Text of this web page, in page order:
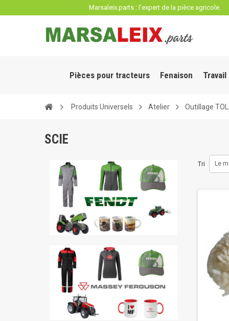
Marsaleix.parts : l'expert de la pièce agricole.
Pièces pour tracteurs Fenaison
Produits Universels Atelier Outillage
SCIE
Tri Le
Panneau de gestion des cookies